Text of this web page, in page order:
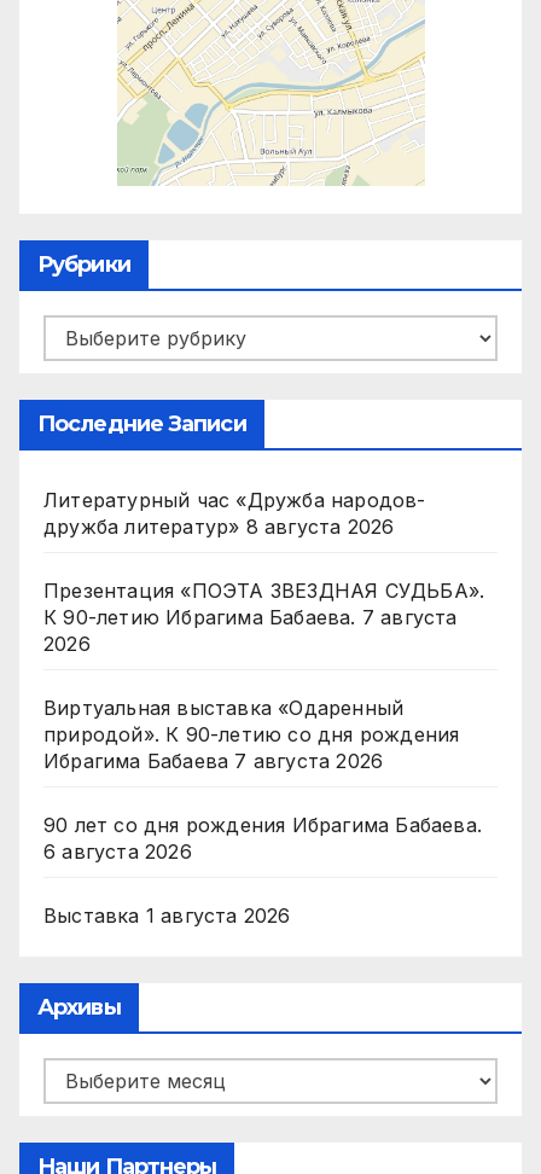
Рубрики
Рубрики
Последние Записи
Литературный час «Дружба народов-
дружба литератур» 8 августа 2026
Презентация «ПОЭТА ЗВЕЗДНАЯ СУДЬБА».
К 90-летию Ибрагима Бабаева. 7 августа
2026
Виртуальная выставка «Одаренный
природой». К 90-летию со дня рождения
Ибрагима Бабаева 7 августа 2026
90 лет со дня рождения Ибрагима Бабаева.
6 августа 2026
Выставка 1 августа 2026
Архивы
Архивы
Наши Партнеры